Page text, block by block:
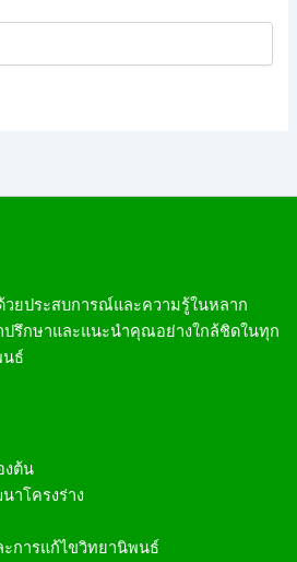
วยประสบการณ์และความรู้ในหลาก
รึกษาและแนะนำคุณอย่างใกล้ชิดในทุก
ธ์
งต้น
าโครงร่าง
การแก้ไขวิทยานิพนธ์